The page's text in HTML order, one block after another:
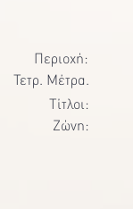
Περιοχή:
Τετρ. Μέτρα.
Τίτλοι:
Ζώνη: